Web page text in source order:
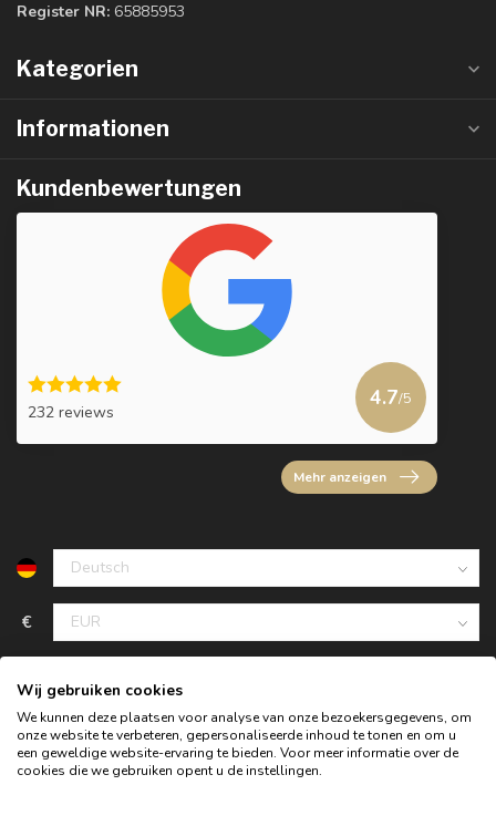
Register NR: 65885953
Kategorien
Informationen
Kundenbewertungen
232 reviews
4.7/5
Mehr anzeigen
€
Wij gebruiken cookies
We kunnen deze plaatsen voor analyse van onze bezoekersgegevens, om
onze website te verbeteren, gepersonaliseerde inhoud te tonen en om u
een geweldige website-ervaring te bieden. Voor meer informatie over de
cookies die we gebruiken opent u de instellingen.